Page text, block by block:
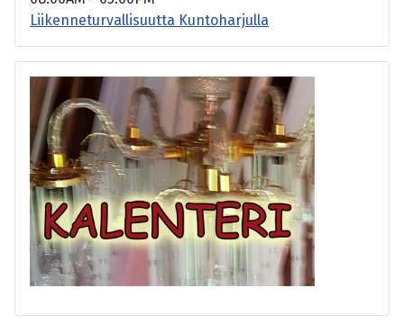
Liikenneturvallisuutta Kuntoharjulla